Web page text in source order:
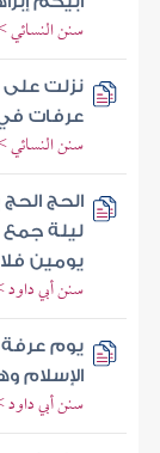
سنن النسائي
نزلت
عرفات
سنن النسائي
الحج
ليلة
يومين
سنن أبي
يوم عرفة
الإسلام
سنن أبي